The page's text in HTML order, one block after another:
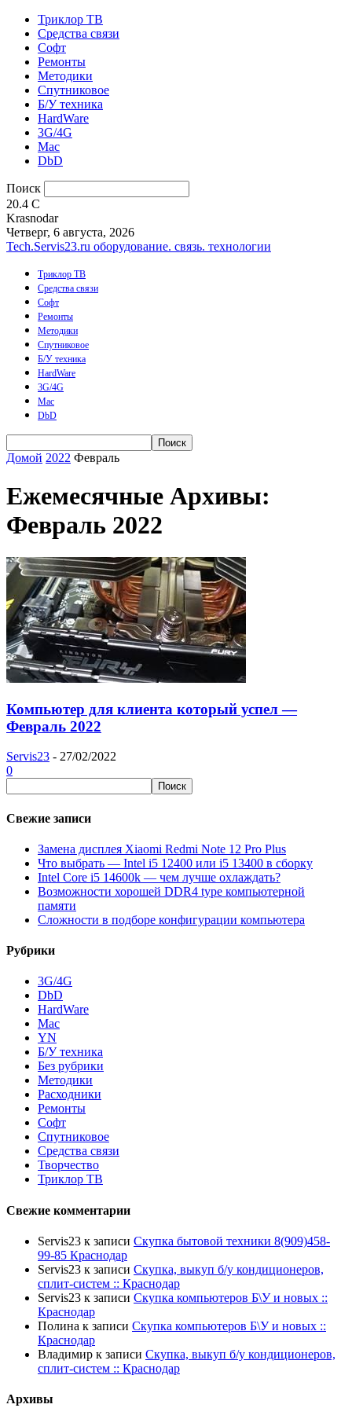
Триклор ТВ
Средства связи
Софт
Ремонты
Методики
Спутниковое
Б/У техника
HardWare
3G/4G
Mac
DbD
Поиск
20.4 C
Krasnodar
Четверг, 6 августа, 2026
Tech.Servis23.ru оборудование. связь. технологии
Триклор ТВ
Средства связи
Софт
Ремонты
Методики
Спутниковое
Б/У техника
HardWare
3G/4G
Mac
DbD
Домой 2022 Февраль
Ежемесячные Архивы:
Февраль 2022
Компьютер для клиента который успел —
Февраль 2022
Servis23 - 27/02/2022
0
Свежие записи
Замена дисплея Xiaomi Redmi Note 12 Pro Plus
Что выбрать — Intel i5 12400 или i5 13400 в сборку
Intel Core i5 14600k — чем лучше охлаждать?
Возможности хорошей DDR4 type компьютерной
памяти
Сложности в подборе конфигурации компьютера
Рубрики
3G/4G
DbD
HardWare
Mac
YN
Б/У техника
Без рубрики
Методики
Расходники
Ремонты
Софт
Спутниковое
Средства связи
Творчество
Триклор ТВ
Свежие комментарии
Servis23 к записи Скупка бытовой техники 8(909)458-
99-85 Краснодар
Servis23 к записи Скупка, выкуп б/у кондиционеров,
сплит-систем :: Краснодар
Servis23 к записи Скупка компьютеров Б\У и новых ::
Краснодар
Полина к записи Скупка компьютеров Б\У и новых ::
Краснодар
Владимир к записи Скупка, выкуп б/у кондиционеров,
сплит-систем :: Краснодар
Архивы